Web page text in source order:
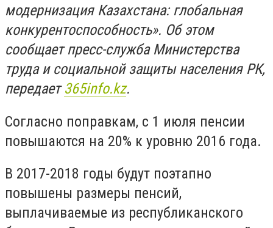
модернизация Казахстана: глобальная
конкурентоспособность». Об этом
сообщает пресс-служба Министерства
труда и социальной защиты населения РК,
передает365info.kz.
Согласно поправкам, с 1 июля пенсии
повышаются на 20% к уровню 2016 года.
В 2017-2018 годы будут поэтапно
повышены размеры пенсий,
выплачиваемые из республиканского